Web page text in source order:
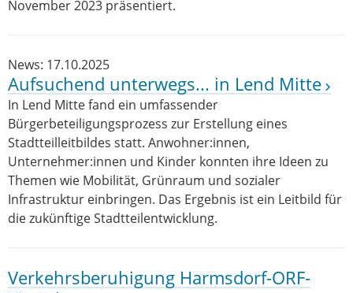
November 2023 präsentiert.
News: 17.10.2025
Aufsuchend unterwegs... in Lend Mitte
In Lend Mitte fand ein umfassender
Bürgerbeteiligungsprozess zur Erstellung eines
Stadtteilleitbildes statt. Anwohner:innen,
Unternehmer:innen und Kinder konnten ihre Ideen zu
Themen wie Mobilität, Grünraum und sozialer
Infrastruktur einbringen. Das Ergebnis ist ein Leitbild für
die zukünftige Stadtteilentwicklung.
Verkehrsberuhigung Harmsdorf-ORF-